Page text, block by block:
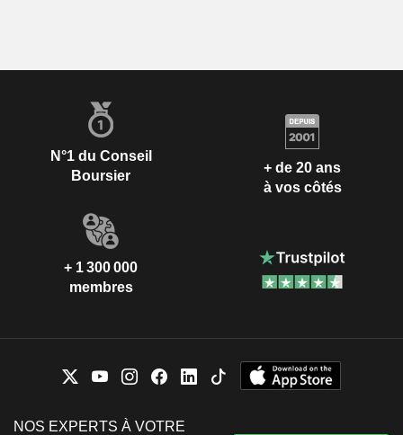
N°1 du Conseil
Boursier
+ de 20 ans
à vos côtés
+ 1 300 000
membres
NOS EXPERTS À VOTRE